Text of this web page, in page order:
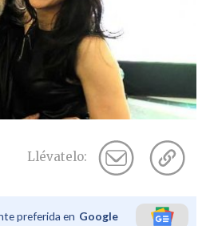
Llévatelo:
preferida en Google